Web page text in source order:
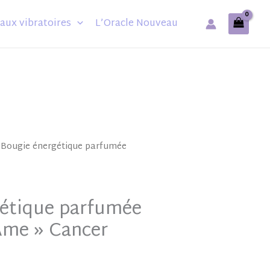
vibratoires L’Oracle Nouveau
énergétique parfumée
parfumée
» Cancer